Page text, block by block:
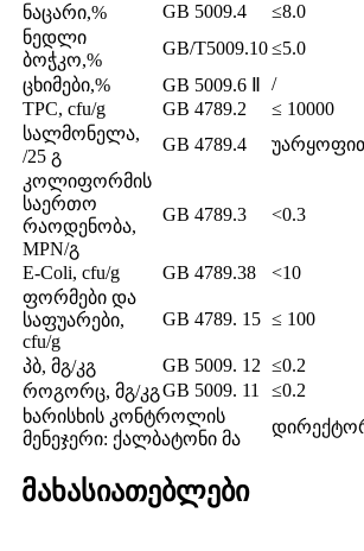
ნაცარი,%
GB 5009.4 ≤8.0
ნედლი
ბოჭკო,%
GB/T5009.10≤5.0
ცხიმები,%
GB 5009.6 Ⅱ /
TPC, cfu/g
GB 4789.2 ≤ 10000
სალმონელა,
/25 გ
GB 4789.4
კოლიფორმის
საერთო
რაოდენობა,
MPN/გ
GB 4789.3 <0.3
E-Coli, cfu/g GB 4789.38 <10
ფორმები და
საფუარები,
cfu/g
GB 4789. 15 ≤ 100
პბ, მგ/კგ GB 5009. 12 ≤0.2
როგორც, მგ/კგGB 5009. 11 ≤0.2
ხარისხის კონტროლის
მენეჯერი: ქალბატონი მა
მახასიათებლები